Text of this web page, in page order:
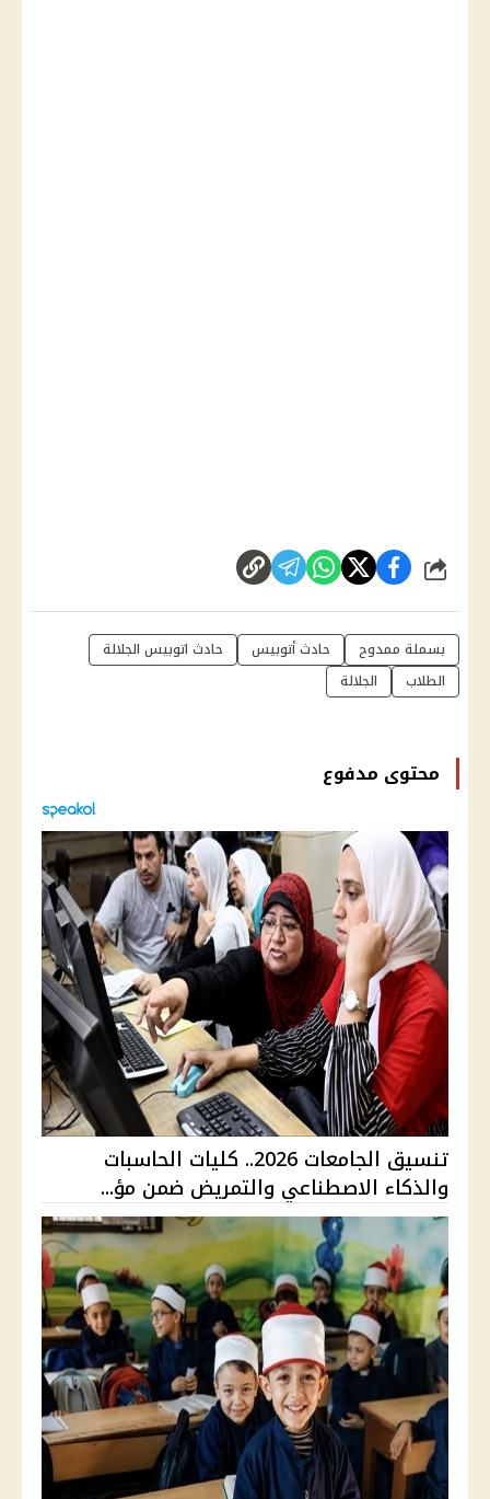
شارك
بسملة ممدوح حادث أتوبيس
حادث اتوبيس الجلالة
الطلاب
الجلالة
محتوى مدفوع
تنسيق الجامعات 2026.. كليات الحاسبات
والذكاء الاصطناعي والتمريض ضمن مؤ...